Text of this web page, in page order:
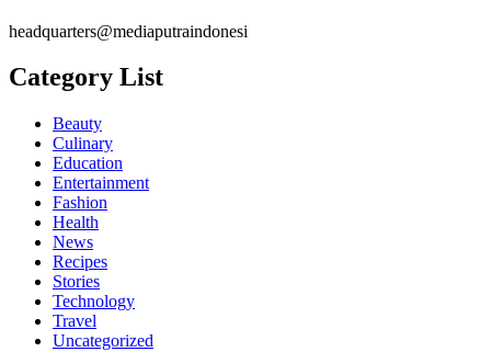
headquarters@mediaputraindonesi
Category List
Beauty
Culinary
Education
Entertainment
Fashion
Health
News
Recipes
Stories
Technology
Travel
Uncategorized